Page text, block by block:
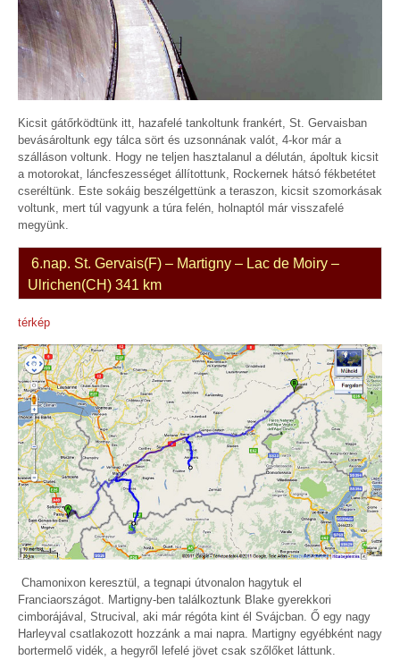
Kicsit gátőrködtünk itt, hazafelé tankoltunk frankért, St. Gervaisban
bevásároltunk egy tálca sört és uzsonnának valót, 4-kor már a
szálláson voltunk. Hogy ne teljen hasztalanul a délután, ápoltuk kicsit
a motorokat, láncfeszességet állítottunk, Rockernek hátsó fékbetétet
cseréltünk. Este sokáig beszélgettünk a teraszon, kicsit szomorkásak
voltunk, mert túl vagyunk a túra felén, holnaptól már visszafelé
megyünk.
6.nap. St. Gervais(F) – Martigny – Lac de Moiry –
Ulrichen(CH) 341 km
térkép
Chamonixon keresztül, a tegnapi útvonalon hagytuk el
Franciaországot. Martigny-ben találkoztunk Blake gyerekkori
cimborájával, Strucival, aki már régóta kint él Svájcban. Ő egy nagy
Harleyval csatlakozott hozzánk a mai napra. Martigny egyébként nagy
bortermelő vidék, a hegyről lefelé jövet csak szőlőket láttunk.